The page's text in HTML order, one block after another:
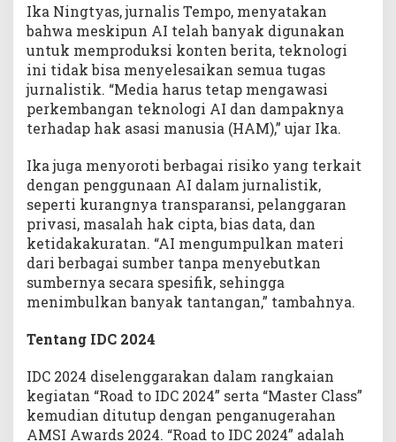
Ika Ningtyas, jurnalis Tempo, menyatakan
bahwa meskipun AI telah banyak digunakan
untuk memproduksi konten berita, teknologi
ini tidak bisa menyelesaikan semua tugas
jurnalistik. “Media harus tetap mengawasi
perkembangan teknologi AI dan dampaknya
terhadap hak asasi manusia (HAM),” ujar Ika.
Ika juga menyoroti berbagai risiko yang terkait
dengan penggunaan AI dalam jurnalistik,
seperti kurangnya transparansi, pelanggaran
privasi, masalah hak cipta, bias data, dan
ketidakakuratan. “AI mengumpulkan materi
dari berbagai sumber tanpa menyebutkan
sumbernya secara spesifik, sehingga
menimbulkan banyak tantangan,” tambahnya.
Tentang IDC 2024
IDC 2024 diselenggarakan dalam rangkaian
kegiatan “Road to IDC 2024” serta “Master Class”
kemudian ditutup dengan penganugerahan
AMSI Awards 2024. “Road to IDC 2024” adalah